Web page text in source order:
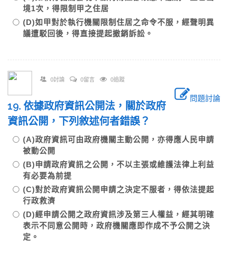
境1次，得限制甲之住居
(D)如甲對於執行機關限制住居之命令不服，經聲明異
議遭駁回後，得直接提起撤銷訴訟。
0討論 0留言 0追蹤
問題討論
19. 依據政府資訊公開法，關於政府
資訊公開，下列敘述何者錯誤？
(A)政府資訊可由政府機關主動公開，亦得應人民申請
被動公開
(B)申請政府資訊之公開，不以主張或維護法律上利益
有必要為前提
(C)對於政府資訊公開申請之決定不服者，得依法提起
行政救濟
(D)經申請公開之政府資訊涉及第三人權益，經其明確
表示不同意公開時，政府機關應即作成不予公開之決
定。